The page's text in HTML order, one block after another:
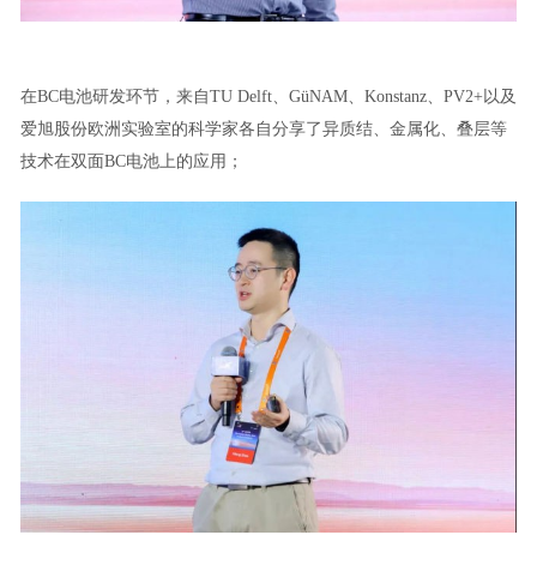
在BC电池研发环节，来自TU Delft、GüNAM、Konstanz、PV2+以及
爱旭股份欧洲实验室的科学家各自分享了异质结、金属化、叠层等
技术在双面BC电池上的应用；